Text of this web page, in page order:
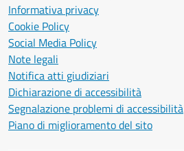
Informativa privacy
Cookie Policy
Social Media Policy
Note legali
Notifica atti giudiziari
Dichiarazione di accessibilità
Segnalazione problemi di accessibilità
Piano di miglioramento del sito